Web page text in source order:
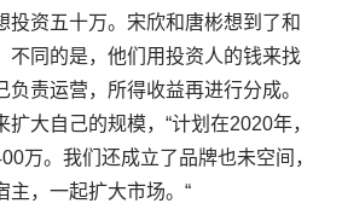
投资五十万。宋欣和唐彬想到了和
不同的是，他们用投资人的钱来找
负责运营，所得收益再进行分成。
大自己的规模，“计划在2020年，
万。我们还成立了品牌也未空间，
主，一起扩大市场。“